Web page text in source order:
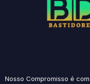
Nosso Compromisso é